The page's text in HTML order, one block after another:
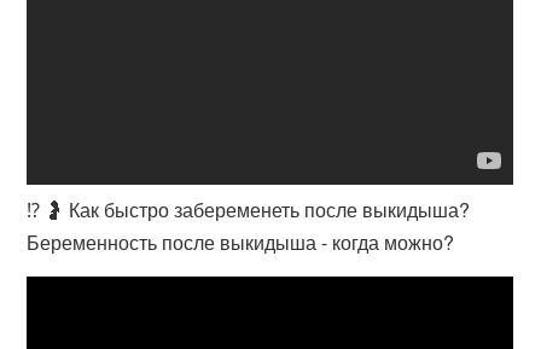
⁉️ 🤰 Как быстро забеременеть после выкидыша?
Беременность после выкидыша - когда можно?